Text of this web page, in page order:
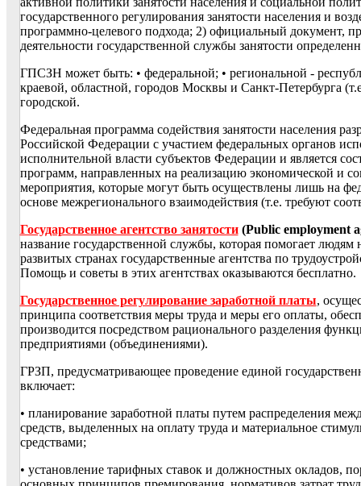
государственного регулирования занятости населения и
программно-целевого подхода; 2) официальный документ,
деятельности государственной службы занятости
ГПСЗН может быть: • федеральной; • региональной -
краевой, областной, городов Москвы и Санкт-Петербурга
городской.
Федеральная программа содействия занятости населения
Российской Федерации с участием федеральных органов
исполнительной власти субъектов Федерации и является
программ, направленных на реализацию экономической и
мероприятия, которые могут быть осуществлены лишь на
основе межрегионального взаимодействия (т.е. требуют
Государственное агентство занятости (Public employment
название государственной службы, которая помогает
развитых странах государственные агентства по
Помощь и советы в этих агентствах оказываются бесплатно.
Государственное регулирование заработной платы,
принципа соответствия меры труда и меры его оплаты,
производится посредством рационального разделения
предприятиями (объединениями).
ГРЗП, предусматривающее проведение единой
включает:
• планирование заработной платы путем распределения
средств, выделенных на оплату труда и материальное
средствами;
• установление тарифных ставок и должностных окладов,